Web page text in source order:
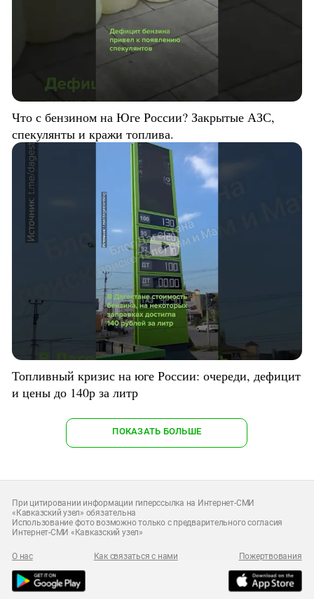
Что с бензином на Юге России? Закрытые АЗС,
спекулянты и кражи топлива.
Топливный кризис на юге России: очереди, дефицит
и цены до 140р за литр
ПОКАЗАТЬ БОЛЬШЕ
При цитировании информации гиперссылка на Интернет-СМИ
«Кавказский узел» обязательна
Использование фото возможно только с предварительного согласия
Интернет-СМИ «Кавказский узел»
О нас Как связаться с нами Пожертвования